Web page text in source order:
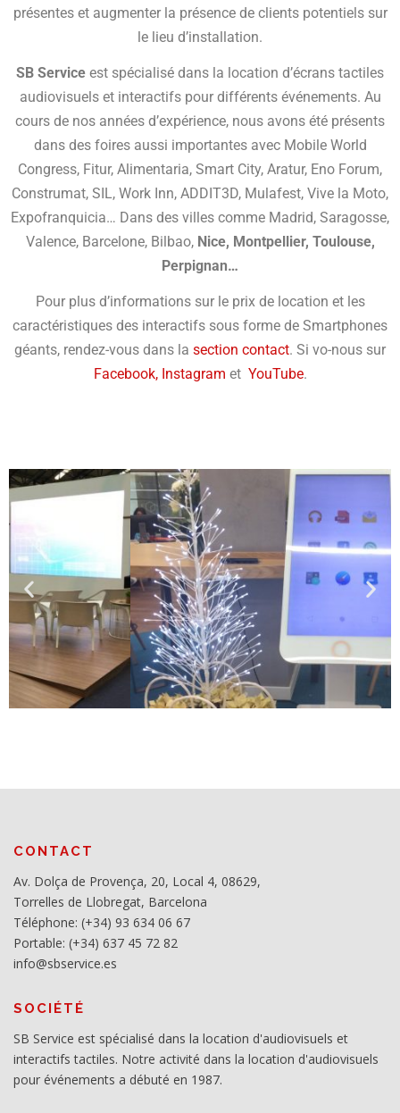
présentes et augmenter la présence de clients potentiels sur
le lieu d’installation.
SB Service est spécialisé dans la location d’écrans tactiles
audiovisuels et interactifs pour différents événements. Au
cours de nos années d’expérience, nous avons été présents
dans des foires aussi importantes avec Mobile World
Congress, Fitur, Alimentaria, Smart City, Aratur, Eno Forum,
Construmat, SIL, Work Inn, ADDIT3D, Mulafest, Vive la Moto,
Expofranquicia… Dans des villes comme Madrid, Saragosse,
Valence, Barcelone, Bilbao, Nice, Montpellier, Toulouse,
Perpignan…
Pour plus d’informations sur le prix de location et les
caractéristiques des interactifs sous forme de Smartphones
géants, rendez-vous dans la section contact. Si vo-nous sur
Facebook, Instagram et YouTube.
CONTACT
Av. Dolça de Provença, 20, Local 4, 08629,
Torrelles de Llobregat, Barcelona
Téléphone: (+34) 93 634 06 67
Portable: (+34) 637 45 72 82
info@sbservice.es
SOCIÉTÉ
SB Service est spécialisé dans la location d'audiovisuels et
interactifs tactiles. Notre activité dans la location d'audiovisuels
pour événements a débuté en 1987.